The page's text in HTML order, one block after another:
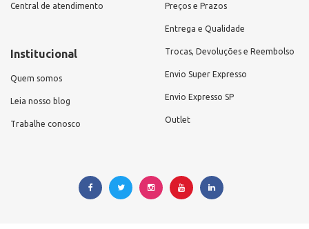
Central de atendimento
Institucional
Quem somos
Leia nosso blog
Trabalhe conosco
Preços e Prazos
Entrega e Qualidade
Trocas, Devoluções e Reembolso
Envio Super Expresso
Envio Expresso SP
Outlet